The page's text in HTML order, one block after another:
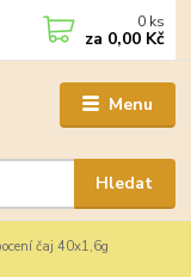
Menu
Hledat
0 ks
za 0,00 Kč
čaj 40x1,6g